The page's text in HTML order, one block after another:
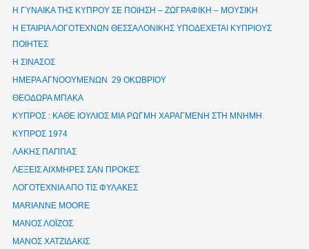
Η ΓΥΝΑΙΚΑ ΤΗΣ ΚΥΠΡΟΥ ΣΕ ΠΟΙΗΣΗ – ΖΩΓΡΑΦΙΚΗ – ΜΟΥΣΙΚΗ
Η ΕΤΑΙΡΙΑ ΛΟΓΟΤΕΧΝΩΝ ΘΕΣΣΑΛΟΝΙΚΗΣ ΥΠΟΔΕΧΕΤΑΙ ΚΥΠΡΙΟΥΣ
ΠΟΙΗΤΕΣ
Η ΣΙΝΑΣΟΣ
ΗΜΕΡΑ ΑΓΝΟΟΥΜΕΝΩΝ 29 ΟΚΩΒΡΙΟΥ
ΘΕΟΔΩΡΑ ΜΠΑΚΑ
ΚΥΠΡΟΣ : ΚΑΘΕ ΙΟΥΛΙΟΣ ΜΙΑ ΡΩΓΜΗ ΧΑΡΑΓΜΕΝΗ ΣΤΗ ΜΝΗΜΗ
ΚΥΠΡΟΣ 1974
ΛΑΚΗΣ ΠΑΠΠΑΣ
ΛΕΞΕΙΣ ΑΙΧΜΗΡΕΣ ΣΑΝ ΠΡΟΚΕΣ
ΛΟΓΟΤΕΧΝΙΑ ΑΠΟ ΤΙΣ ΦΥΛΑΚΕΣ
ΜΑRIANNE MOORE
ΜΑΝΟΣ ΛΟΪΖΟΣ
ΜΑΝΟΣ ΧΑΤΖΙΔΑΚΙΣ